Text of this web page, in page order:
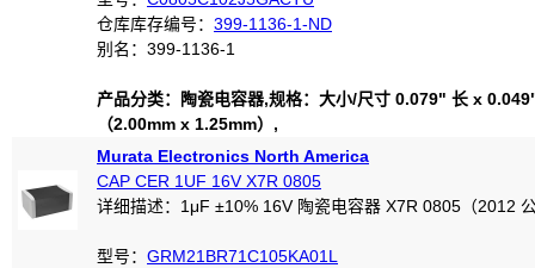
仓库库存编号： 399-1136-1-ND
别名：399-1136-1
产品分类：陶瓷电容器,规格：大小/尺寸 0.079" 长 x
（2.00mm x 1.25mm）,
Murata Electronics North America
CAP CER 1UF 16V X7R 0805
详细描述：1μF ±10% 16V 陶瓷电容器 X7R 0805（2012
型号： GRM21BR71C105KA01L